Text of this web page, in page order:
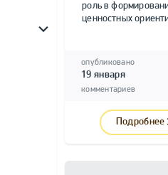
роль в
ценностных
опубликовано
19 января
комментариев
Подробнее